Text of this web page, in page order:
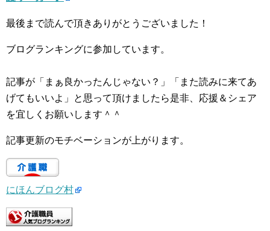
最後まで読んで頂きありがとうございました！
ブログランキングに参加しています。
記事が「まぁ良かったんじゃない？」「また読みに来てあ
げてもいいよ」と思って頂けましたら是非、応援＆シェア
を宜しくお願いします＾＾
記事更新のモチベーションが上がります。
にほんブログ村